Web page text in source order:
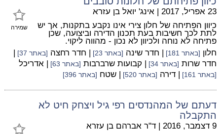
שמירה
23 אפריל, 2017 | אינג' יואל בן עזרא
כיוון הפתיחה של חלון צירי אינו נקבע בתקנות, אך יש
לתת לכך חשיבות בעת תכנון הדירה וביצועה, שכן
פתיחה לא נוחה ולכיוון לא נכון - מהווה ליקוי.
חלון [באתר 181] | חדר שינה [באתר 23] | חדר רחצה [באתר 37]
|
חדר שרות [באתר 34] | קבועות שרברבות [באתר 63] | אדריכל
[באתר 161] | דירה [באתר 520] | שטח [באתר 396]
דעתם של המהנדסים רפי גיל ויצחק חיט לא
התקבלה
9 דצמבר, 2016 | ד"ר אברהם בן עזרא